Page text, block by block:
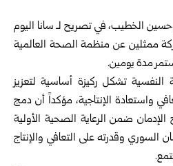
حسين الخطيب، في تصريح لـ سانا اليوم
ممثلين عن ‏منظمة الصحة العالمية
مدة يومين.‏
تشكل ركيزة أساسية لتعزيز
واستعادة الإنتاجية، ‏مؤكداً أن دمج
ضمن الرعاية الصحية الأولية
‏السوري وقدرته على التعافي والإنتاج